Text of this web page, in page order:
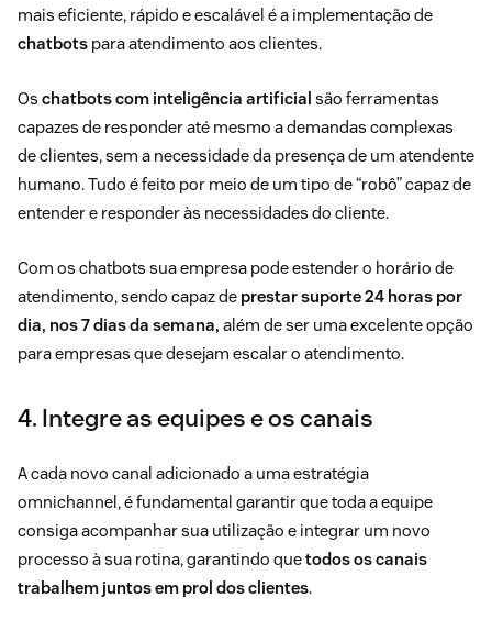
mais eficiente, rápido e escalável é a implementação de
chatbots para atendimento aos clientes.
Os chatbots com inteligência artificial são ferramentas
capazes de responder até mesmo a demandas complexas
de clientes, sem a necessidade da presença de um atendente
humano. Tudo é feito por meio de um tipo de “robô” capaz de
entender e responder às necessidades do cliente.
Com os chatbots sua empresa pode estender o horário de
atendimento, sendo capaz de prestar suporte 24 horas por
dia, nos 7 dias da semana, além de ser uma excelente opção
para empresas que desejam escalar o atendimento.
4. Integre as equipes e os canais
A cada novo canal adicionado a uma estratégia
omnichannel, é fundamental garantir que toda a equipe
consiga acompanhar sua utilização e integrar um novo
processo à sua rotina, garantindo quetodos os canais
trabalhem juntos em prol dos clientes.